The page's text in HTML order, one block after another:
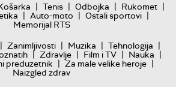
| Tenis | Odbojka | Rukomet |
| Auto-moto | Ostali sportovi |
Memorijal RTS
| Zanimljivosti | Muzika | Tehnologija |
| Zdravlje | Film i TV | Nauka |
preduzetnik | Za male velike heroje |
Naizgled zdrav